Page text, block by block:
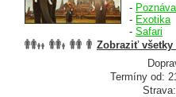
-
- Exotika
- Safari
Zobraziť všetky
Termíny od: